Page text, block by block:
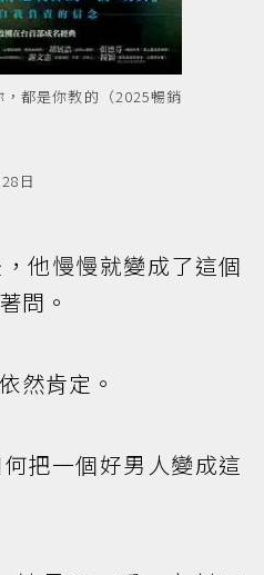
都是你教的（2025暢銷
日
他慢慢就變成了這個
問。
然肯定。
把一個好男人變成這